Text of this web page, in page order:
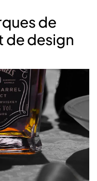
de
de design